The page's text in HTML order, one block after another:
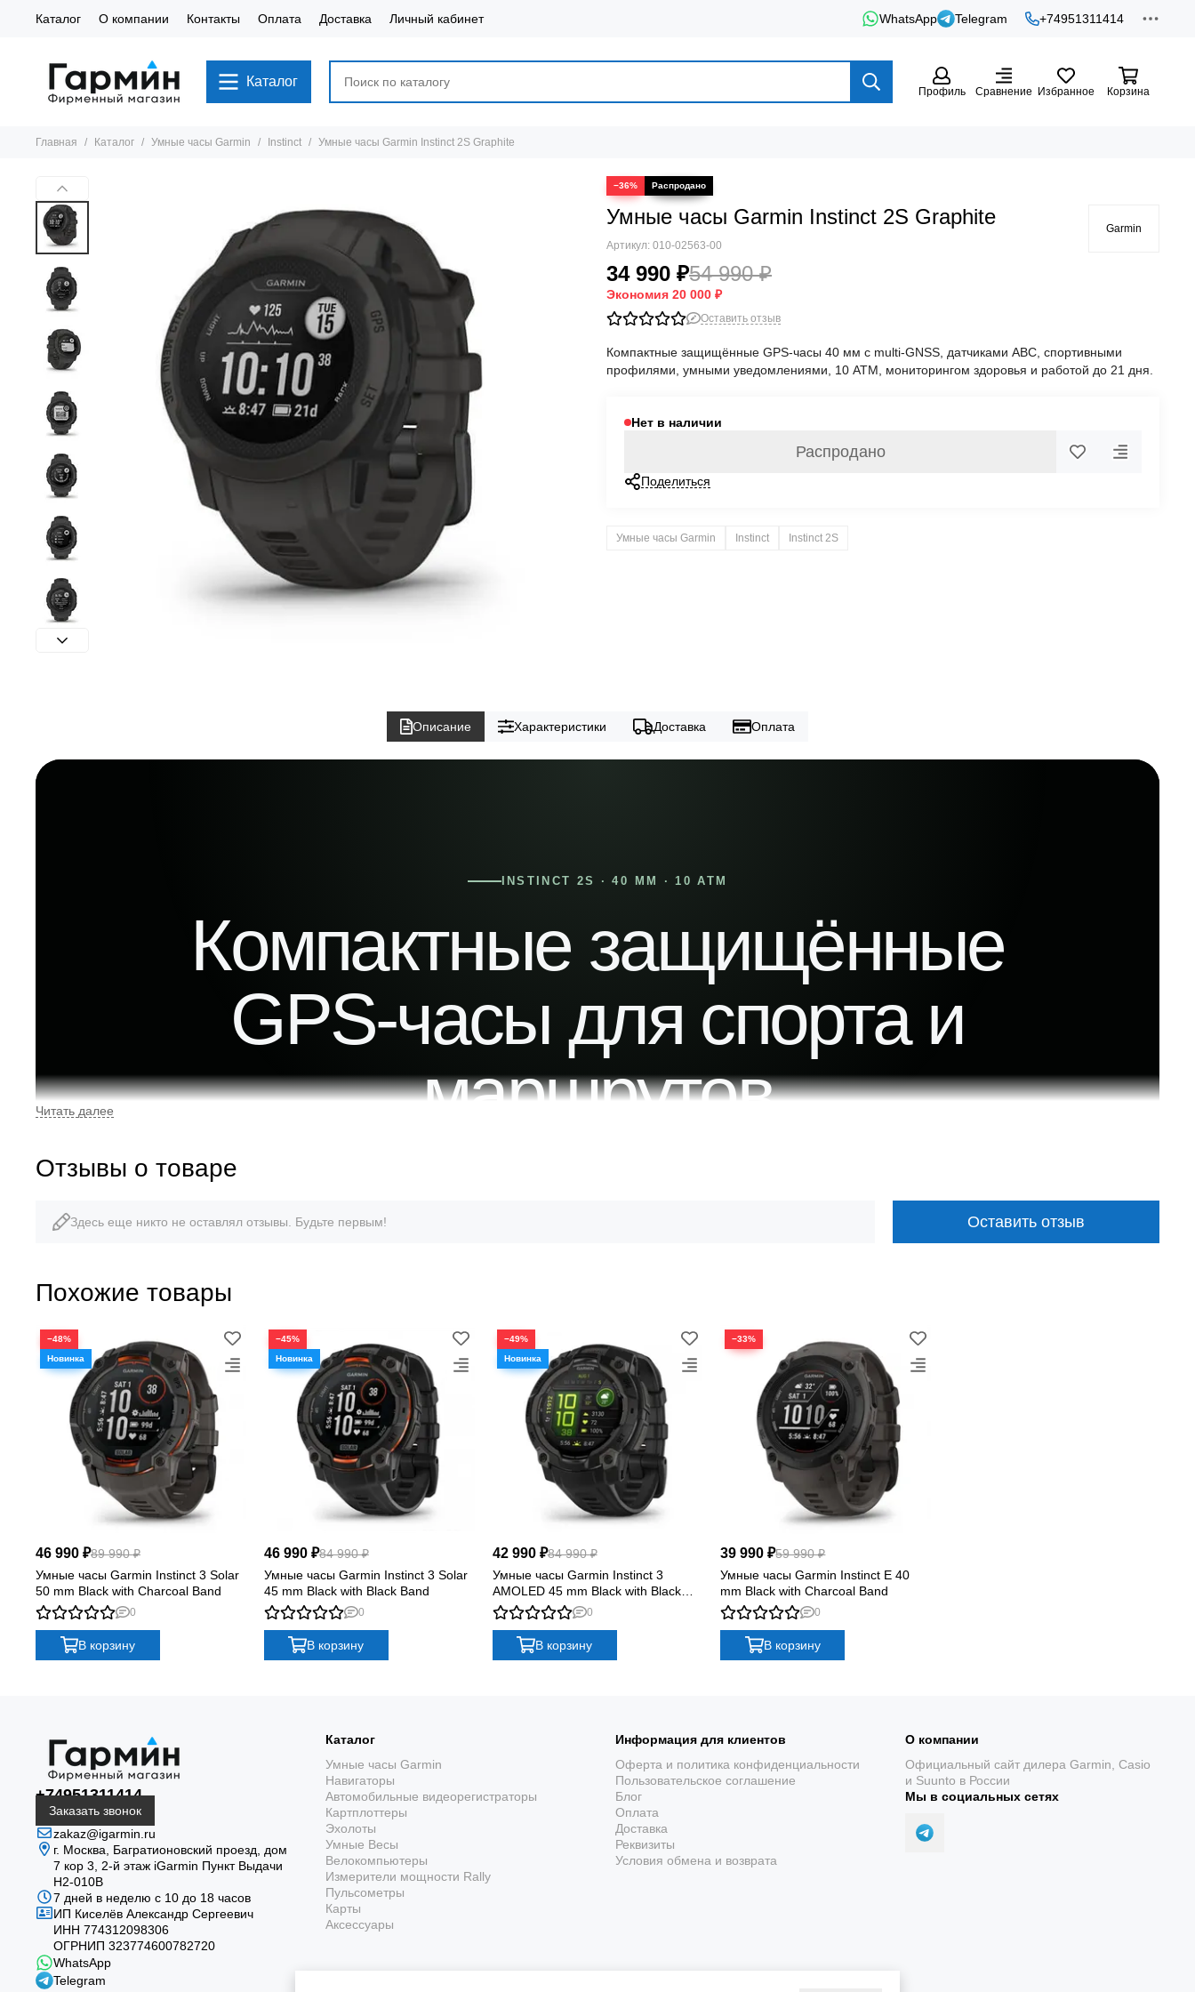
Каталог О компании Контакты Оплата Доставка Личный кабинет WhatsApp Telegram +74951311414
Каталог
Профиль Сравнение Избранное Корзина
Главная Каталог Умные часы Garmin Instinct Умные часы Garmin Instinct 2S Graphite
−36%
Умные часы Garmin Instinct 2S Graphite
Артикул: 010-02563-00
34 990 ₽54 990 ₽
Экономия 20 000 ₽
Garmin
Оставить отзыв
Компактные защищённые GPS-часы 40 мм с multi-GNSS, датчиками ABC, спортивными
профилями, умными уведомлениями, 10 ATM, мониторингом здоровья и работой до 21 дня.
Нет в наличии
Распродано
Поделиться
Умные часы Garmin Instinct Instinct 2S
Описание Характеристики Доставка Оплата
INSTINCT 2S · 40 ММ · 10 ATM
Компактные защищённые
GPS-часы для спорта и
маршрутов
упрочнённым стеклом, контрастным MIP-дисплеем, multi-GNSS, датчиками
MIP-дисплей вес часов водозащита режим смарт-часов
КОМПАКТНЫЙ ФОРМАТ БЕЗ ОТКАЗА ОТ ФУНКЦИЙ
Надёжная основа для тренировок и
Garmin Instinct 2S Graphite объединяют multi-GNSS, датчики ABC, спортивные режимы и
круглосуточный мониторинг здоровья.
Защищённая конструкция
Химически упрочнённое стекло, корпус из
армированного волокном полимера, 10 ATM и
Отзывы о товаре
Здесь еще никто не оставлял отзывы. Будьте первым! Оставить отзыв
Похожие товары
−48%
46 990 ₽89 990 ₽
Умные часы Garmin Instinct 3 Solar
50 mm Black with Charcoal Band
0
В корзину
−45%
46 990 ₽84 990 ₽
Умные часы Garmin Instinct 3 Solar
45 mm Black with Black Band
0
В корзину
−49%
42 990 ₽84 990 ₽
Умные часы Garmin Instinct 3
AMOLED 45 mm Black with Black
Band
0
В корзину
−33%
39 990 ₽59 990 ₽
Умные часы Garmin Instinct E 40
mm Black with Charcoal Band
0
В корзину
+74951311414
Заказать звонок
zakaz@igarmin.ru
г. Москва, Багратионовский проезд, дом
7 кор 3, 2-й этаж iGarmin Пункт Выдачи
Н2-010В
7 дней в неделю с 10 до 18 часов
ИП Киселёв Александр Сергеевич
ИНН 774312098306
ОГРНИП 323774600782720
WhatsApp
Telegram
Каталог
Умные часы Garmin
Навигаторы
Автомобильные видеорегистраторы
Картплоттеры
Эхолоты
Умные Весы
Велокомпьютеры
Измерители мощности Rally
Пульсометры
Карты
Аксессуары
Информация для клиентов
Оферта и политика конфиденциальности
Пользовательское соглашение
Блог
Оплата
Доставка
Реквизиты
Условия обмена и возврата
О компании
Официальный сайт дилера Garmin, Casio
и Suunto в России
Мы в социальных сетях